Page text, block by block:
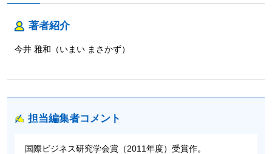
著者紹介
今井 雅和（いまい まさかず）
担当編集者コメント
国際ビジネス研究学会賞（2011年度）受賞作。